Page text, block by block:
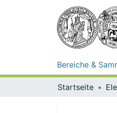
Bereiche &
Startseite